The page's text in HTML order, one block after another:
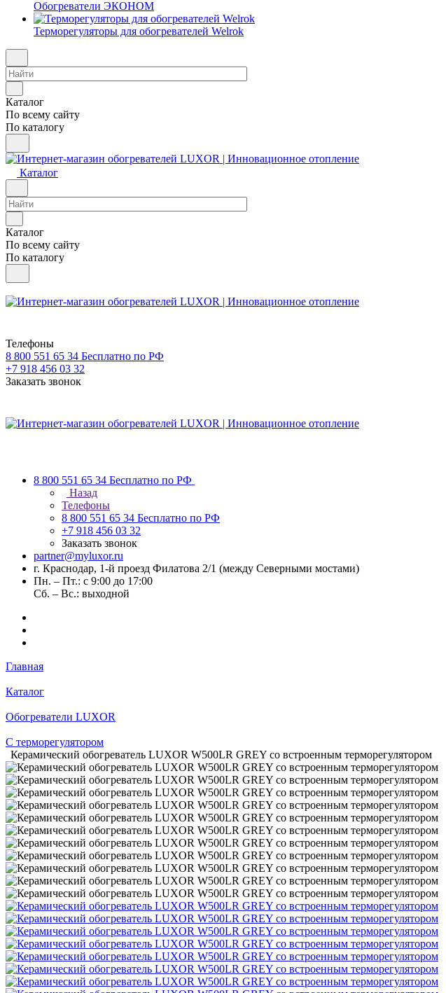
Обогреватели ЭКОНОМ
Терморегуляторы для обогревателей Welrok
Каталог
По всему сайту
По каталогу
Каталог
Каталог
По всему сайту
По каталогу
Телефоны
8 800 551 65 34 Бесплатно по РФ
+7 918 456 03 32
Заказать звонок
8 800 551 65 34 Бесплатно по РФ
Назад
Телефоны
8 800 551 65 34 Бесплатно по РФ
+7 918 456 03 32
Заказать звонок
partner@myluxor.ru
г. Краснодар, 1-й проезд Филатова 2/1 (между Cеверными мостами)
Пн. – Пт.: с 9:00 до 17:00
Сб. – Вс.: выходной
Главная
Каталог
Обогреватели LUXOR
С терморегулятором
Керамический обогреватель LUXOR W500LR GREY со встроенным терморегулятором